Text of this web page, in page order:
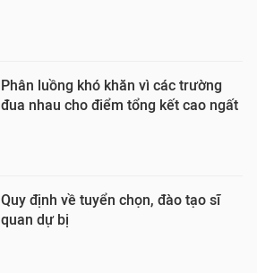
Phân luồng khó khăn vì các trường
đua nhau cho điểm tổng kết cao ngất
Quy định về tuyển chọn, đào tạo sĩ
quan dự bị